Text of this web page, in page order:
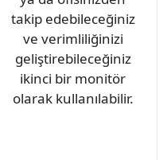
takip edebileceğiniz
ve verimliliğinizi
geliştirebileceğiniz
ikinci bir monitör
olarak kullanılabilir.